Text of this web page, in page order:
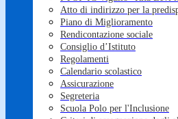
Atto di indirizzo per la
Piano di Miglioramento
Rendicontazione sociale
Consiglio d’Istituto
Regolamenti
Calendario scolastico
Assicurazione
Segreteria
Scuola Polo per l'Inclusione